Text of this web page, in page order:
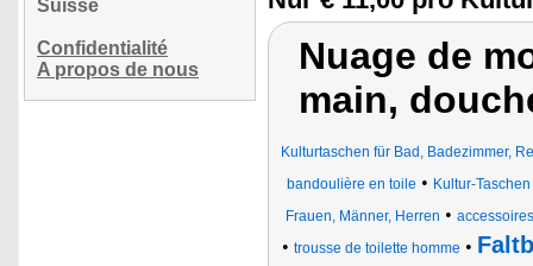
Suisse
Confidentialité
A propos de nous
Nuage de
main,
Kulturtaschen für Bad, Badezimmer,
bandoulière en toile • Kultur-Taschen
Frauen, Männer, Herren •
• trousse de toilette homme •